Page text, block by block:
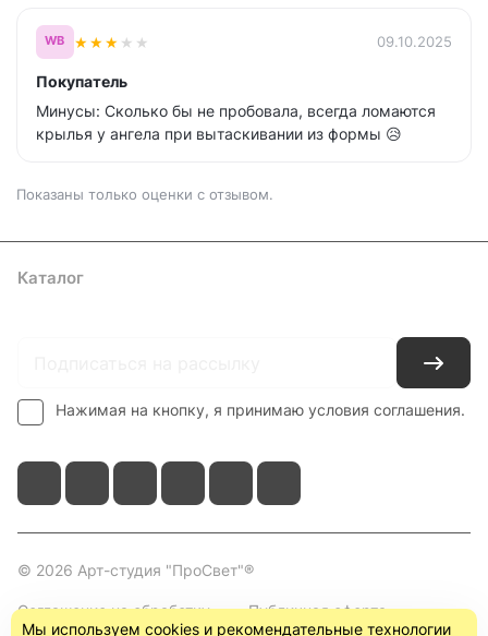
WB ★★★ ★ ★ 09.10.2025
Покупатель
Минусы: Сколько бы не пробовала, всегда ломаются
крылья у ангела при вытаскивании из формы 😥
Показаны только оценки с отзывом.
Каталог
Нажимая на кнопку, я принимаю условия соглашения.
© 2026 Арт-студия "ПроСвет"®
Соглашение на обработку
Публичная оферта
Мы используем cookies и рекомендательные технологии